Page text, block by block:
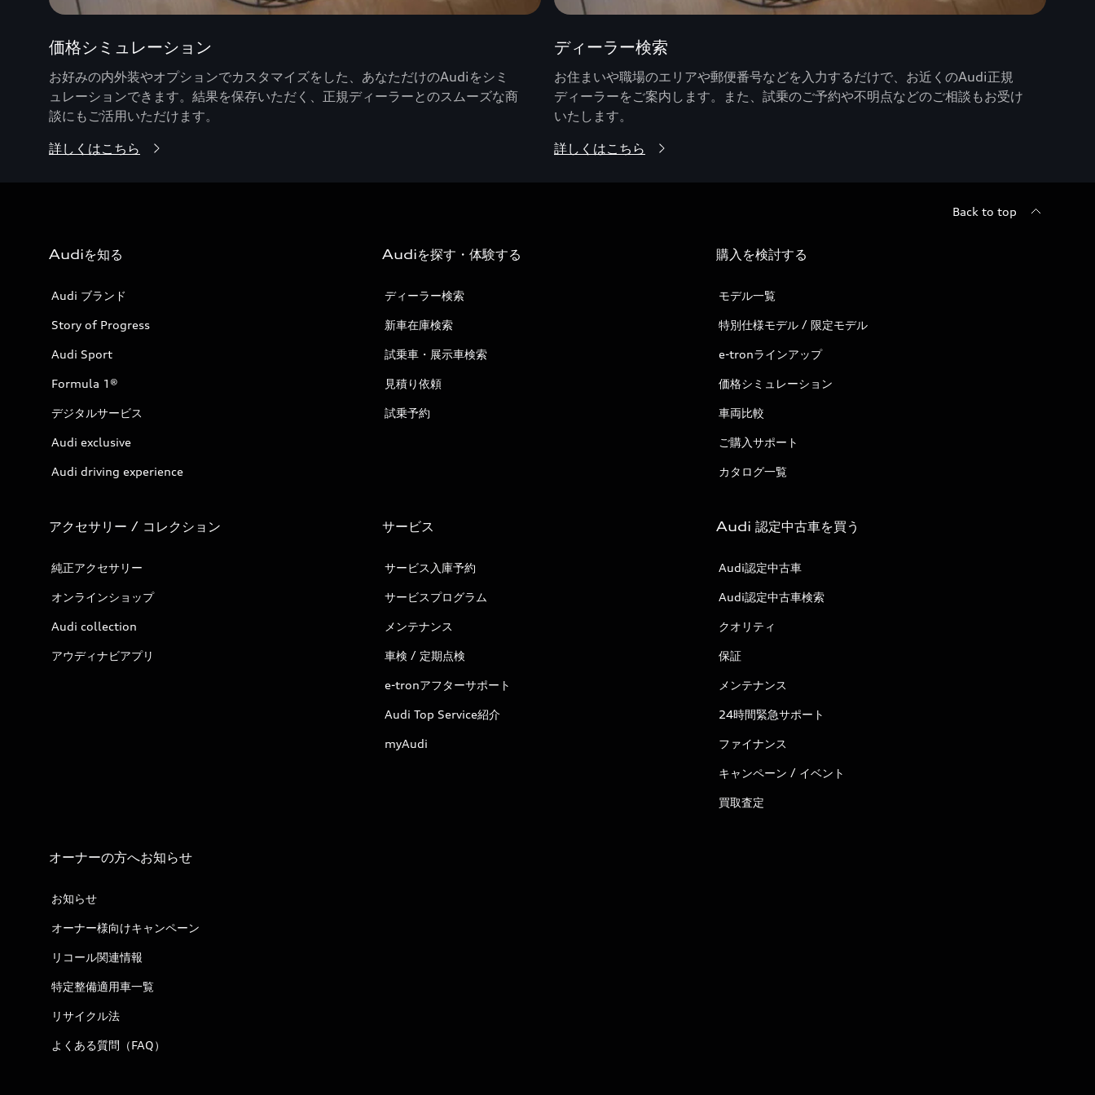
価格シミュレーション
お好みの内外装やオプションでカスタマイズをした、あなただけのAudiをシミ
ュレーションできます。結果を保存いただく、正規ディーラーとのスムーズな商
談にもご活用いただけます。
詳しくはこちら
ディーラー検索
お住まいや職場のエリアや郵便番号などを入力するだけで、お近くのAudi正規
ディーラーをご案内します。また、試乗のご予約や不明点などのご相談もお受け
いたします。
詳しくはこちら
Back to top
Audiを知る
Audi ブランド
Story of Progress
Audi Sport
Formula 1®
デジタルサービス
Audi exclusive
Audi driving experience
Audiを探す・体験する
ディーラー検索
新車在庫検索
試乗車・展示車検索
見積り依頼
試乗予約
購入を検討する
モデル一覧
特別仕様モデル / 限定モデル
e-tronラインアップ
価格シミュレーション
車両比較
ご購入サポート
カタログ一覧
アクセサリー / コレクション
純正アクセサリー
オンラインショップ
Audi collection
アウディナビアプリ
サービス
サービス入庫予約
サービスプログラム
メンテナンス
車検 / 定期点検
e-tronアフターサポート
Audi Top Service紹介
myAudi
Audi 認定中古車を買う
Audi認定中古車
Audi認定中古車検索
クオリティ
保証
メンテナンス
24時間緊急サポート
ファイナンス
キャンペーン / イベント
買取査定
オーナーの方へお知らせ
お知らせ
オーナー様向けキャンペーン
リコール関連情報
特定整備適用車一覧
リサイクル法
よくある質問（FAQ）